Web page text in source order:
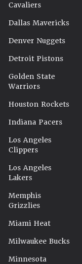
Cavaliers
Dallas Mavericks
Denver Nuggets
Detroit Pistons
Golden State
Warriors
Houston Rockets
Indiana Pacers
Los Angeles
Clippers
Los Angeles
Lakers
Memphis
Grizzlies
Miami Heat
Milwaukee Bucks
Minnesota